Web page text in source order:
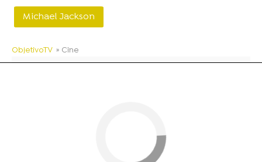
Michael Jackson
ObjetivoTV » Cine